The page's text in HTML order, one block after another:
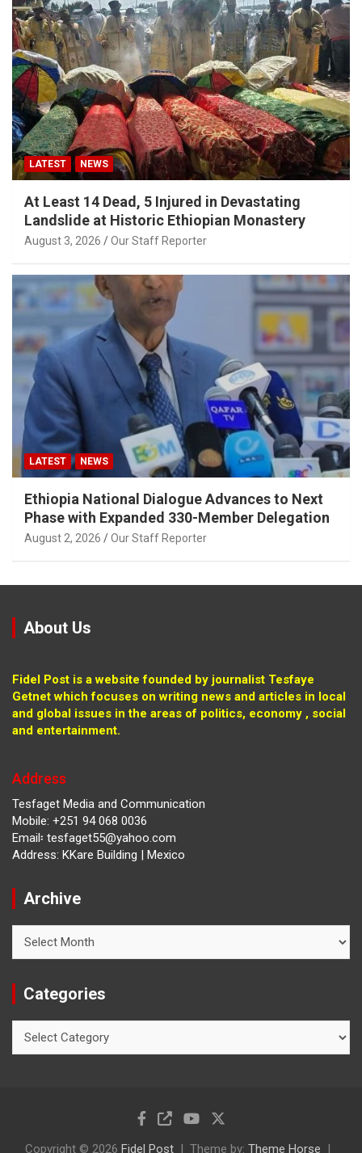
LATEST NEWS
At Least 14 Dead, 5 Injured in Devastating
Landslide at Historic Ethiopian Monastery
August 3, 2026 Our Staff Reporter
LATEST NEWS
Ethiopia National Dialogue Advances to Next
Phase with Expanded 330-Member Delegation
August 2, 2026 Our Staff Reporter
About Us
Fidel Post is a website founded by journalist Tesfaye
Getnet which focuses on writing news and articles in local
and global issues in the areas of politics, economy , social
and entertainment.
Address
Tesfaget Media and Communication
Mobile: +251 94 068 0036
Email፡ tesfaget55@yahoo.com
Address: KKare Building | Mexico
Archive
Categories
Copyright © 2026 Fidel Post Theme by: Theme Horse